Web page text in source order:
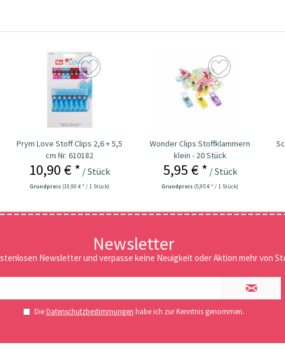
Prym Love Stoff Clips 2,6 + 5,5
cm Nr. 610182
10,90 € * / Stück
Grundpreis (10,90 € * / 1 Stück)
Wonder Clips Stoffklammern
klein - 20 Stück
5,95 € * / Stück
Grundpreis (5,95 € * / 1 Stück)
Newsletter
Newsletter und verpasse keine Neuigkeit oder Aktion mehr von
DieDatenschutzbestimmungen habe ich zur Kenntnis genommen.